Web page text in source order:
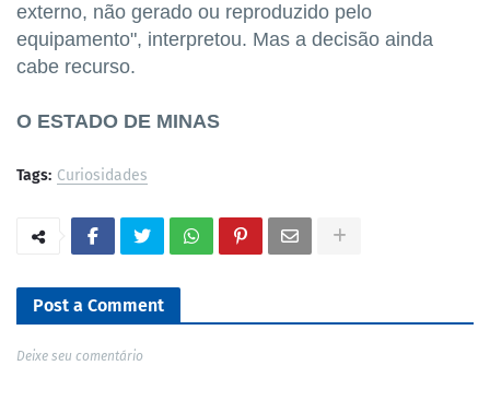
externo, não gerado ou reproduzido pelo
equipamento", interpretou. Mas a decisão ainda
cabe recurso.
O ESTADO DE MINAS
Tags: Curiosidades
Post a Comment
Deixe seu comentário